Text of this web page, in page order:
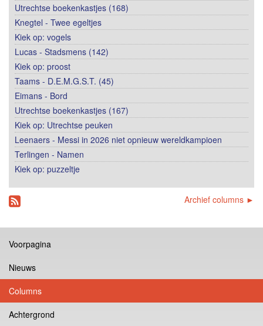
Utrechtse boekenkastjes (168)
Knegtel - Twee egeltjes
Kiek op: vogels
Lucas - Stadsmens (142)
Kiek op: proost
Taams - D.E.M.G.S.T. (45)
Eimans - Bord
Utrechtse boekenkastjes (167)
Kiek op: Utrechtse peuken
Leenaers - Messi in 2026 niet opnieuw wereldkampioen
Terlingen - Namen
Kiek op: puzzeltje
Archief columns ►
Voorpagina
Nieuws
Columns
Achtergrond